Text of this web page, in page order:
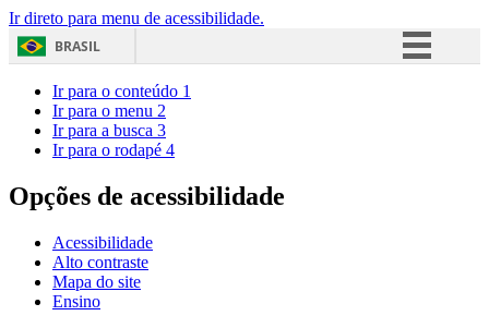
Ir direto para menu de acessibilidade.
BRASIL
Acesso à informação
Ir para o conteúdo 1
Ir para o menu 2
Ir para a busca 3
Ir para o rodapé 4
Opções de acessibilidade
Acessibilidade
Alto contraste
Mapa do site
Ensino